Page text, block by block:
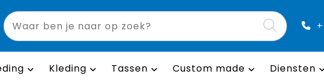
Kleding Tassen Custom made Diensten